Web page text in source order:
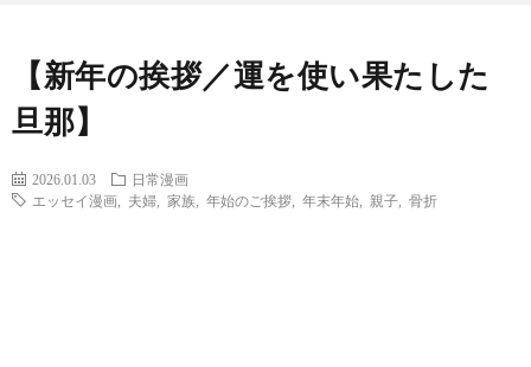
【新年の挨拶／運を使い果たした
旦那】
2026.01.03
日常漫画
エッセイ漫画
夫婦 家族 年始のご挨拶 年末年始 親子 骨折